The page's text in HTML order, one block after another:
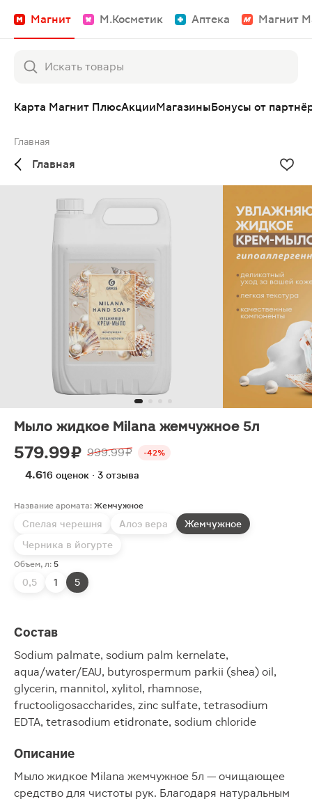
Магнит М.Косметик Аптека Магнит
Карта Магнит ПлюсАкцииМагазиныБонусы от
Главная
Главная
Мыло жидкое Milana жемчужное 5л
579.99 ₽ 999.99 ₽ -42%
4.616 оценок · 3 отзыва
Название аромата: Жемчужное
Спелая черешня Алоэ вера
Жемчужное
Черника в йогурте
Объем, л: 5
0,5 1 5
Состав
Sodium palmate, sodium palm kernelate,
aqua/water/EAU, butyrospermum parkii (shea) oil,
glycerin, mannitol, xylitol, rhamnose,
fructooligosaccharides, zinc sulfate, tetrasodium
EDTA, tetrasodium etidronate, sodium chloride
Описание
Мыло жидкое Milana жемчужное 5л — очищающее
средство для чистоты рук. Благодаря натуральным